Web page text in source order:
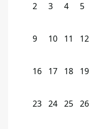
2 3 4 5
9 10 11 12
16 17 18 19
23 24 25 26